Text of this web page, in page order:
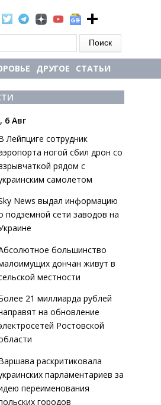
ДРУГОЕ СТАТЬИ
6 Авг
Лейпциге сотрудник
ногой сбил дрон со
рядом с
самолетом
News выдал информацию
подземной сети заводов на
большинство
дончан живут в
местности
21 миллиарда рублей
на обновление
Ростовской
раскритиковала
парламентариев за
переименования
городов